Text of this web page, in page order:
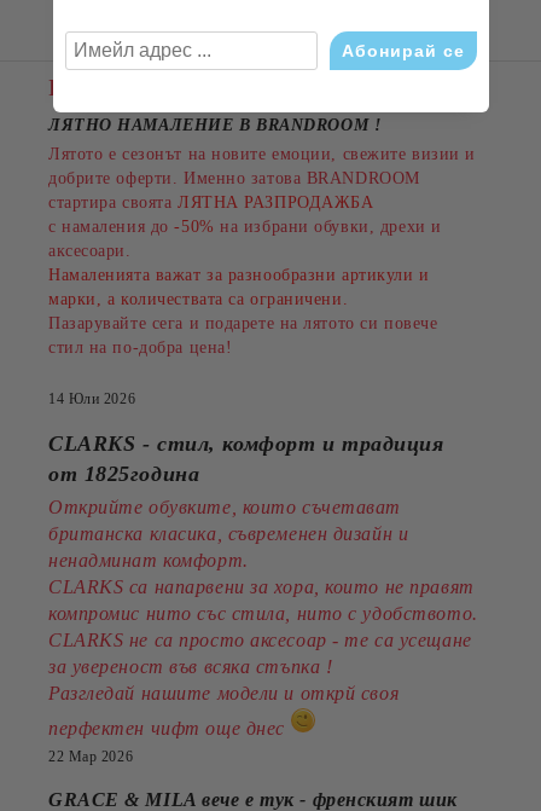
Новини
ЛЯТНО НАМАЛЕНИЕ В BRANDROOM !
Лятото е сезонът на новите емоции, свежите визии и
добрите оферти. Именно затова BRANDROOM
стартира своята ЛЯТНА РАЗПРОДАЖБА
с намаления до -50% на избрани обувки, дрехи и
аксесоари.
Намаленията важат за разнообразни артикули и
марки, а количествата са ограничени.
Пазарувайте сега и подарете на лятото си повече
стил на по-добра цена!
14 Юли 2026
CLARKS - стил, комфорт и традиция
от 1825година
Открийте обувките, които съчетават
британска класика, съвременен дизайн и
ненадминат комфорт.
CLARKS са напарвени за хора, които не правят
компромис нито със стила, нито с удобството.
CLARKS не са просто аксесоар - те са усещане
за увереност във всяка стъпка !
Разгледай нашите модели и открй своя
перфектен чифт още днес
22 Мар 2026
GRACE & MILA вече е тук - френският шик